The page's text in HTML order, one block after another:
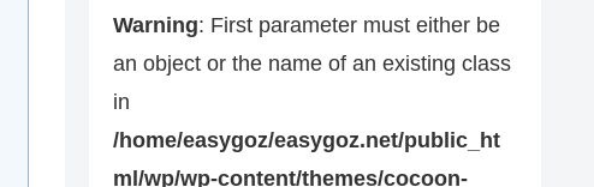
Warning: First parameter must either be
an object or the name of an existing class
in
/home/easygoz/easygoz.net/public_ht
ml/wp/wp-content/themes/cocoon-